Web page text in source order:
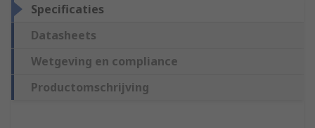
Specificaties
Datasheets
Wetgeving en compliance
Productomschrijving